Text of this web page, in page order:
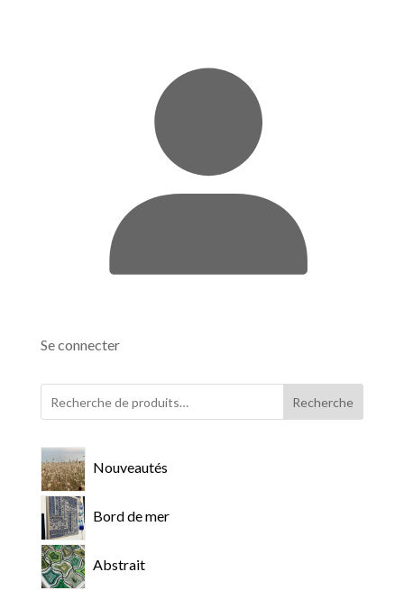
Se connecter
Recherche
Nouveautés
Bord de mer
Abstrait